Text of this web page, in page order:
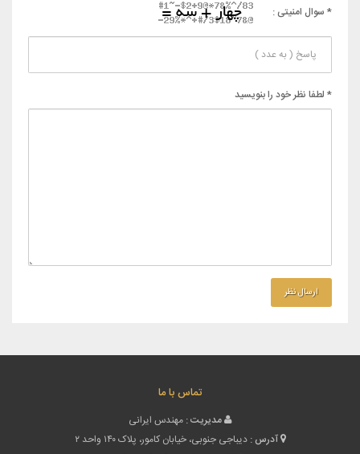
* سوال امنیتی :
* لطفا نظر خود را بنویسید
تماس با ما
مدیریت : مهندس ایرانی
آدرس : دیباجی جنوبی، خیابان کامور، پلاک ۱۴۰ واحد ۲